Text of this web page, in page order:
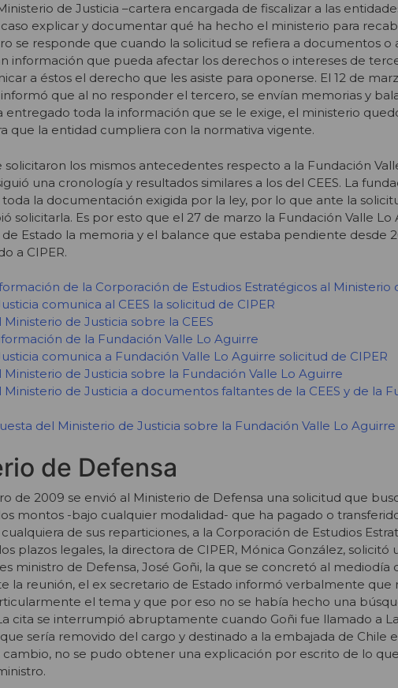
de Justicia –cartera encargada de fiscalizar a las
explicar y documentar qué ha hecho el ministerio para
se responde que cuando la solicitud se refiera a documentos
información que pueda afectar los derechos o intereses de
a éstos el derecho que les asiste para oponerse. El 12 de
que al no responder el tercero, se envían memorias y
entregado toda la información que se le exige, el ministerio
que la entidad cumpliera con la normativa vigente.
solicitaron los mismos antecedentes respecto a la Fundación
una cronología y resultados similares a los del CEES. La
la documentación exigida por la ley, por lo que ante la
solicitarla. Es por esto que el 27 de marzo la Fundación Valle
de Estado la memoria y el balance que estaba pendiente desde
a CIPER.
de la Corporación de Estudios Estratégicos al Ministerio
comunica al CEES la solicitud de CIPER
de Justicia sobre la CEES
de la Fundación Valle Lo Aguirre
comunica a Fundación Valle Lo Aguirre solicitud de CIPER
Ministerio de Justicia sobre la Fundación Valle Lo Aguirre
Ministerio de Justicia a documentos faltantes de la CEES y de la
del Ministerio de Justicia sobre la Fundación Valle Lo Aguirre
de Defensa
de 2009 se envió al Ministerio de Defensa una solicitud que
montos -bajo cualquier modalidad- que ha pagado o
de sus reparticiones, a la Corporación de Estudios
plazos legales, la directora de CIPER, Mónica González, solicitó
ministro de Defensa, José Goñi, la que se concretó al mediodía
la reunión, el ex secretario de Estado informó verbalmente que
el tema y que por eso no se había hecho una
cita se interrumpió abruptamente cuando Goñi fue llamado a
sería removido del cargo y destinado a la embajada de Chile
cambio, no se pudo obtener una explicación por escrito de lo